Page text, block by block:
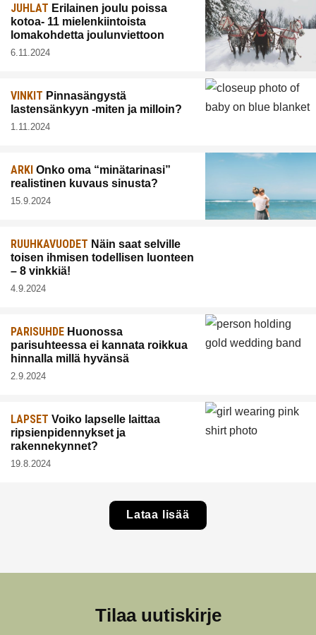
JUHLAT Erilainen joulu poissa
kotoa- 11 mielenkiintoista
lomakohdetta joulunviettoon
6.11.2024
VINKIT Pinnasängystä
lastensänkyyn -miten ja milloin?
1.11.2024
ARKI Onko oma “minätarinasi”
realistinen kuvaus sinusta?
15.9.2024
RUUHKAVUODET Näin saat selville
toisen ihmisen todellisen luonteen
– 8 vinkkiä!
4.9.2024
PARISUHDE Huonossa
parisuhteessa ei kannata roikkua
hinnalla millä hyvänsä
2.9.2024
LAPSET Voiko lapselle laittaa
ripsienpidennykset ja
rakennekynnet?
19.8.2024
Lataa lisää
Tilaa uutiskirje